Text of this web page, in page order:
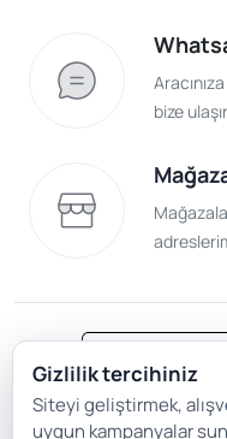
bize
Satış
Gizlilik tercihiniz
Siteyi geliştirmek,
uygun kampanyalar